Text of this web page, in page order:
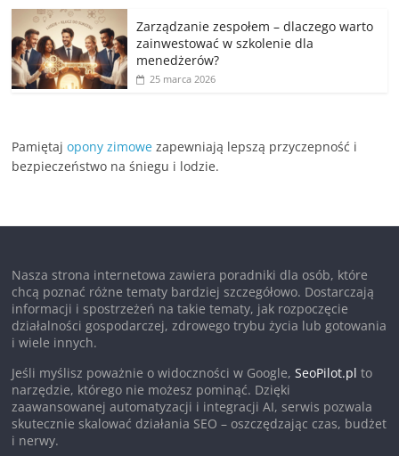
Zarządzanie zespołem – dlaczego warto
zainwestować w szkolenie dla
menedżerów?
25 marca 2026
Pamiętajopony zimowe zapewniają lepszą przyczepność i
bezpieczeństwo na śniegu i lodzie.
Nasza strona internetowa zawiera poradniki dla osób, które
chcą poznać różne tematy bardziej szczegółowo. Dostarczają
informacji i spostrzeżeń na takie tematy, jak rozpoczęcie
działalności gospodarczej, zdrowego trybu życia lub gotowania
i wiele innych.
Jeśli myślisz poważnie o widoczności w Google,SeoPilot.pl to
narzędzie, którego nie możesz pominąć. Dzięki
zaawansowanej automatyzacji i integracji AI, serwis pozwala
skutecznie skalować działania SEO – oszczędzając czas, budżet
i nerwy.